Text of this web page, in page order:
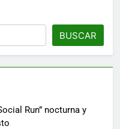
BUSCAR
Run” nocturna y